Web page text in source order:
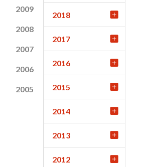
2009
2008
2007
2006
2005
2018
2017
2016
2015
2014
2013
2012